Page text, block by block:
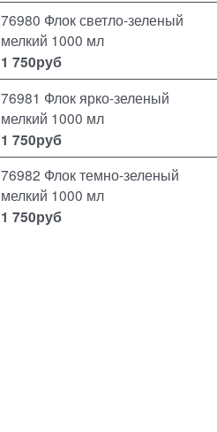
76980 Флок светло-зеленый
мелкий 1000 мл
1 750руб
76981 Флок ярко-зеленый
мелкий 1000 мл
1 750руб
76982 Флок темно-зеленый
мелкий 1000 мл
1 750руб